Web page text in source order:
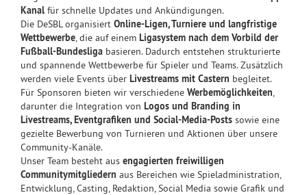
Kanal für schnelle Updates und Ankündigungen.
Die DeSBL organisiert Online-Ligen, Turniere und langfristige
Wettbewerbe, die auf einem Ligasystem nach dem Vorbild der
Fußball-Bundesliga basieren. Dadurch entstehen strukturierte
und spannende Wettbewerbe für Spieler und Teams. Zusätzlich
werden viele Events über Livestreams mit Castern begleitet.
Für Sponsoren bieten wir verschiedene Werbemöglichkeiten,
darunter die Integration von Logos und Branding in
Livestreams, Eventgrafiken und Social-Media-Posts sowie eine
gezielte Bewerbung von Turnieren und Aktionen über unsere
Community-Kanäle.
Unser Team besteht aus engagierten freiwilligen
Communitymitgliedern aus Bereichen wie Spieladministration,
Entwicklung, Casting, Redaktion, Social Media sowie Grafik und